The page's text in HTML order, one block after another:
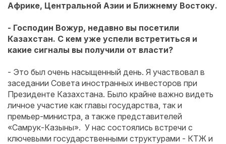
Африке, Центральной Азии и Ближнему Востоку.
- Господин Вожур, недавно вы посетили
Казахстан. С кем уже успели встретиться и
какие сигналы вы получили от власти?
- Это был очень насыщенный день. Я участвовал в
заседании Совета иностранных инвесторов при
Президенте Казахстана. Было крайне важно видеть
личное участие как главы государства, так и
премьер-министра, а также представителей
«Самрук-Казыны». У нас состоялись встречи с
ключевыми государственными структурами - КТЖ и